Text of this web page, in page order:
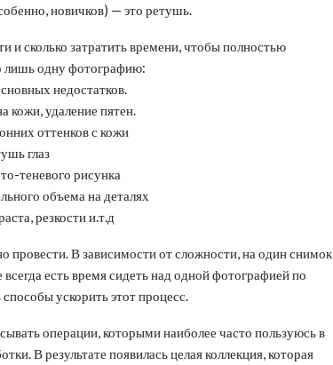
новичков) — это ретушь.
и сколько затратить времени, чтобы полностью
лишь одну фотографию:
недостатков.
кожи, удаление пятен.
оттенков с кожи
глаз
теневого рисунка
объема на деталях
резкости и.т.д
провести. В зависимости от сложности, на один снимок
есть время сидеть над одной фотографией по
способы ускорить этот процесс.
операции, которыми наиболее часто пользуюсь в
В результате появилась целая коллекция, которая